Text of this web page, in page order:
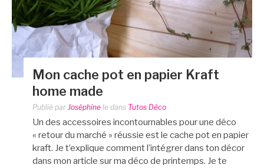
Mon cache pot en papier Kraft
home made
Publié par Joséphine le dans Tutos Déco
Un des accessoires incontournables pour une déco
« retour du marché » réussie est le cache pot en papier
kraft. Je t’explique comment l’intégrer dans ton décor
dans mon article sur ma déco de printemps. Je te